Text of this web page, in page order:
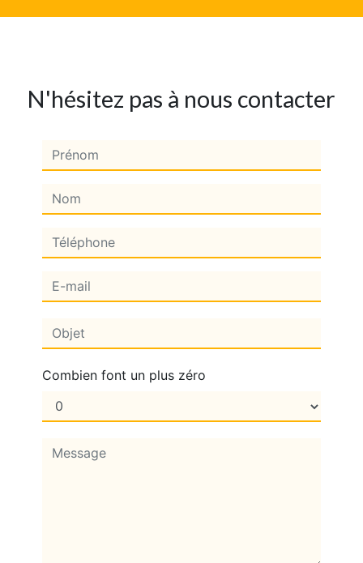
N'hésitez pas à nous contacter
Combien font un plus zéro